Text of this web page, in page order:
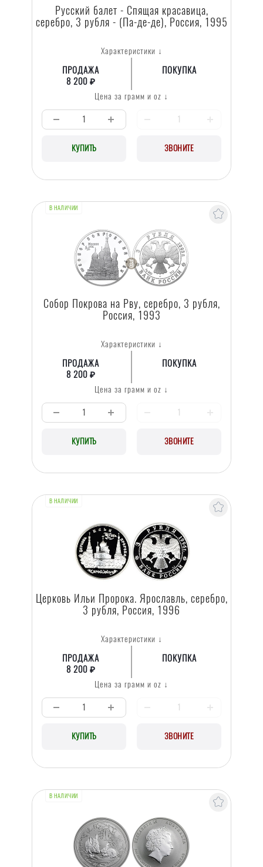
Русский балет - Спящая красавица,
серебро, 3 рубля - (Па-де-де), Россия, 1995
Характеристики ↓
ПРОДАЖА
8 200 ₽
ПОКУПКА
Цена за грамм и oz ↓
КУПИТЬ ЗВОНИТЕ
В НАЛИЧИИ
Собор Покрова на Рву, серебро, 3 рубля,
Россия, 1993
Характеристики ↓
ПРОДАЖА
8 200 ₽
ПОКУПКА
Цена за грамм и oz ↓
КУПИТЬ ЗВОНИТЕ
В НАЛИЧИИ
Церковь Ильи Пророка. Ярославль, серебро,
3 рубля, Россия, 1996
Характеристики ↓
ПРОДАЖА
8 200 ₽
ПОКУПКА
Цена за грамм и oz ↓
КУПИТЬ ЗВОНИТЕ
В НАЛИЧИИ